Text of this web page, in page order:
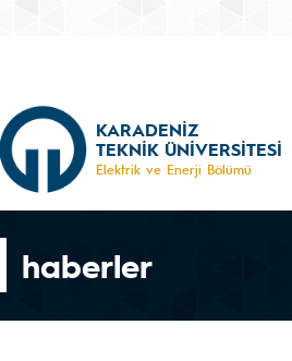
KARADENİZ
TEKNİK ÜNİVERSİTESİ
Elektrik ve Enerji Bölümü
haberler